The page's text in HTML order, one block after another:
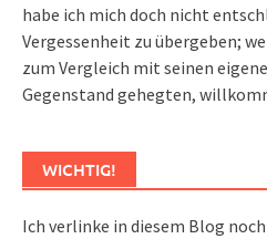
habe ich mich doch nicht
Vergessenheit zu übergeben;
zum Vergleich mit seinen
Gegenstand gehegten,
WICHTIG!
Ich verlinke in diesem Blog